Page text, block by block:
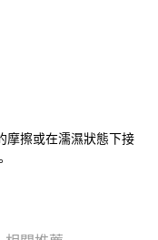
摩擦或在濡濕狀態下接